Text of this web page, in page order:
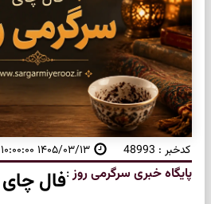
کدخبر : 48993 ۱۴۰۵/۰۳/۱۳ ۱۰:۰۰:۰۰
پایگاه خبری سرگرمی روز:فال چای